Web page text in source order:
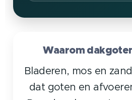
Waarom
Bladeren, mos en
dat goten en